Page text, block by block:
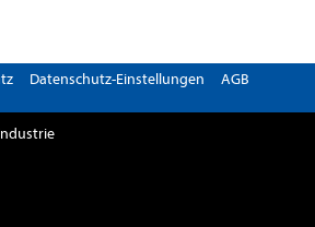
Datenschutz-Einstellungen AGB